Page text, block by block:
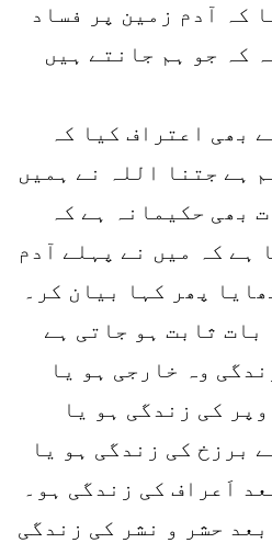
کہ آدم زمین پر فساد
کہ جو ہم جانتے ہیں
بھی اعتراف کیا کہ
ہے جتنا اللہ نے ہمیں
بھی حکیمانہ ہے کہ
ہے کہ میں نے پہلے آدم
پھر کہا بیان کر۔
بات ثابت ہو جاتی ہے
وہ خارجی ہو یا
کی زندگی ہو یا
برزخ کی زندگی ہو یا
اَعراف کی زندگی ہو۔
حشر و نشر کی زندگی